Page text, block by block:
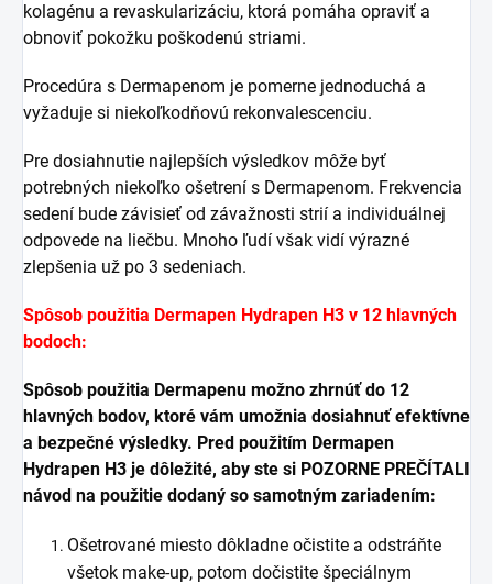
kolagénu a revaskularizáciu, ktorá pomáha opraviť a
obnoviť pokožku poškodenú striami.
Procedúra s Dermapenom je pomerne jednoduchá a
vyžaduje si niekoľkodňovú rekonvalescenciu.
Pre dosiahnutie najlepších výsledkov môže byť
potrebných niekoľko ošetrení s Dermapenom. Frekvencia
sedení bude závisieť od závažnosti strií a individuálnej
odpovede na liečbu. Mnoho ľudí však vidí výrazné
zlepšenia už po 3 sedeniach.
Spôsob použitia Dermapen Hydrapen H3 v 12 hlavných
bodoch:
Spôsob použitia Dermapenu možno zhrnúť do 12
hlavných bodov, ktoré vám umožnia dosiahnuť efektívne
a bezpečné výsledky. Pred použitím Dermapen
Hydrapen H3 je dôležité, aby ste si POZORNE PREČÍTALI
návod na použitie dodaný so samotným zariadením:
Ošetrované miesto dôkladne očistite a odstráňte
všetok make-up, potom dočistite špeciálnym